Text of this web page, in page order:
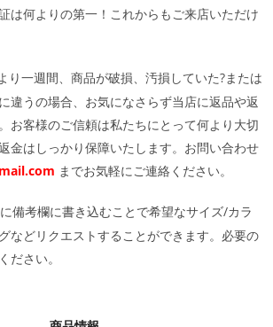
は何よりの第一！これからもご来店いただけ
り一週間、商品が破損、汚損していた?または
違うの場合、お気になさらず当店に返品や返
お客様のご信頼は私たちにとって何より大切
金はしっかり保障いたします。お問い合わせ
までお気軽にご連絡ください。
備考欄に書き込むことで希望なサイズ/カラ
などリクエストすることができます。必要の
ださい。